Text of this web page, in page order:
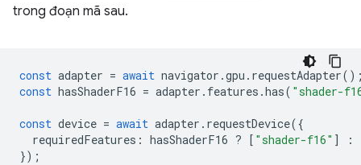
trong đoạn mã sau.
const adapter = await navigator .gpu . requestAdapter
const hasShaderF16 = adapter . features .has( "shader-
const device = await adapter . requestDevice({
requiredFeatures : hasShaderF16 ? [ "shader-f16" ] :
});